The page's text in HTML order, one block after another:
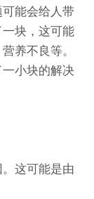
能会给人带
块，这可能
养不良等。
小块的解决
这可能是由